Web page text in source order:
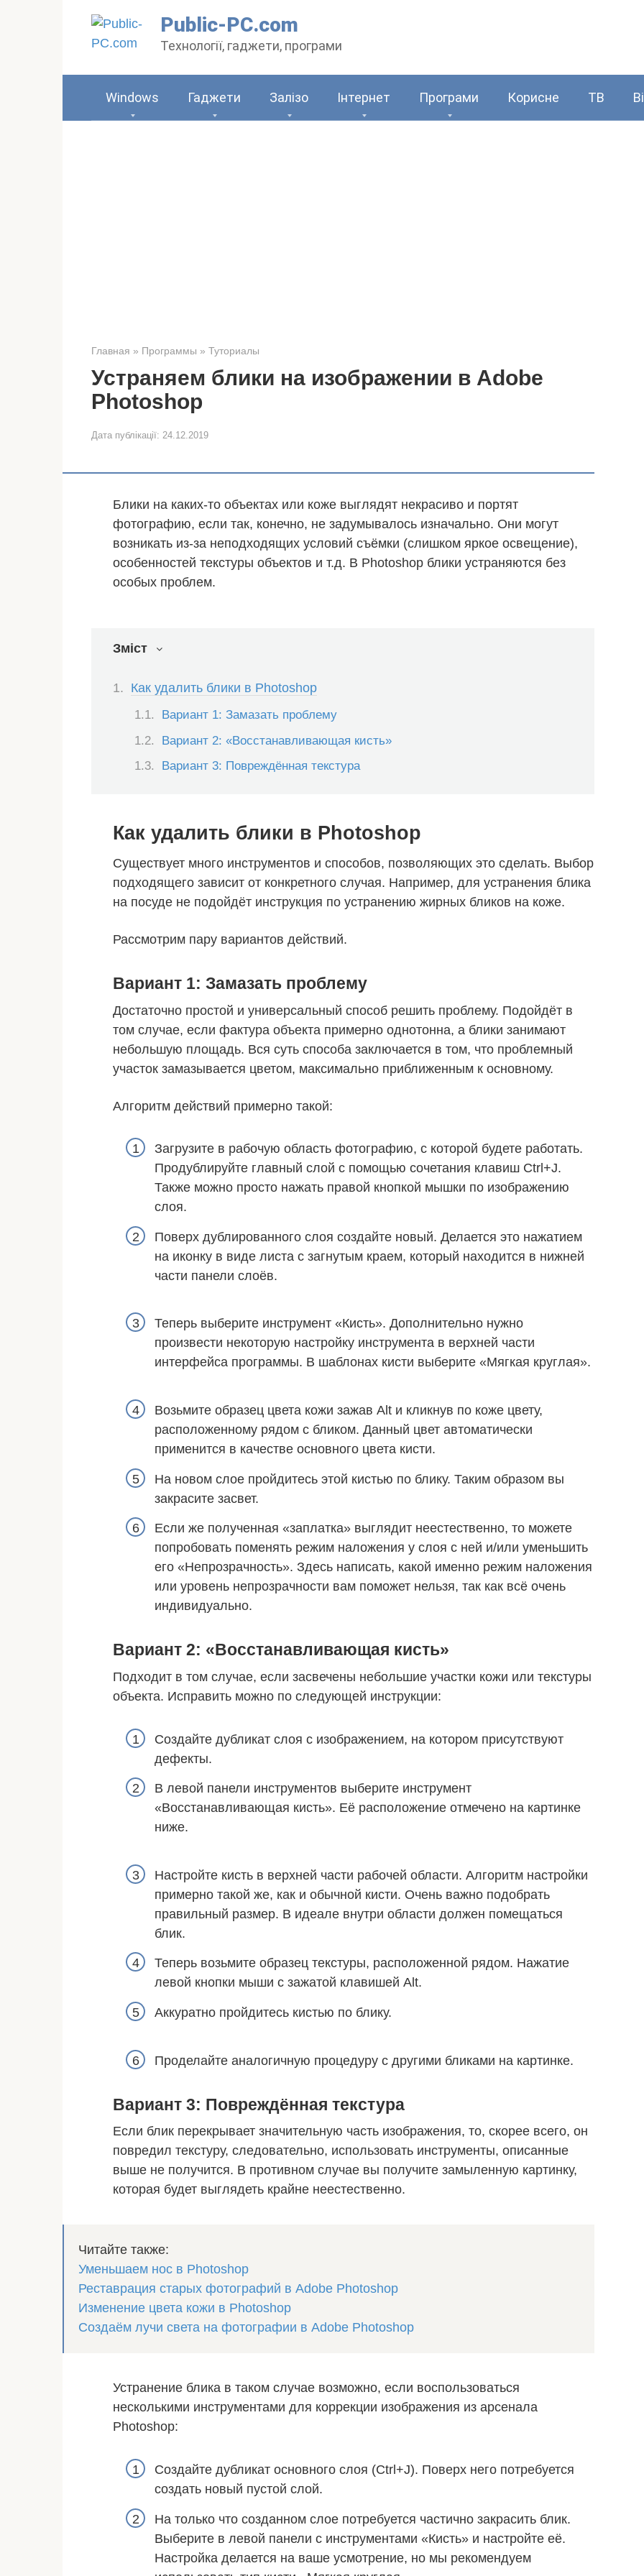
Public-PC.com
Технології, гаджети, програми
Windows Гаджети Залізо Інтернет Програми Корисне ТВ
Главная » Программы » Туториалы
Устраняем блики на изображении в Adobe
Photoshop
Дата публікації: 24.12.2019
Блики на каких-то объектах или коже выглядят некрасиво и портят
фотографию, если так, конечно, не задумывалось изначально. Они могут
возникать из-за неподходящих условий съёмки (слишком яркое освещение),
особенностей текстуры объектов и т.д. В Photoshop блики устраняются без
особых проблем.
Зміст
Как удалить блики в Photoshop
Вариант 1: Замазать проблему
Вариант 2: «Восстанавливающая кисть»
Вариант 3: Повреждённая текстура
Как удалить блики в Photoshop
Существует много инструментов и способов, позволяющих это сделать. Выбор
подходящего зависит от конкретного случая. Например, для устранения блика
на посуде не подойдёт инструкция по устранению жирных бликов на коже.
Рассмотрим пару вариантов действий.
Вариант 1: Замазать проблему
Достаточно простой и универсальный способ решить проблему. Подойдёт в
том случае, если фактура объекта примерно однотонна, а блики занимают
небольшую площадь. Вся суть способа заключается в том, что проблемный
участок замазывается цветом, максимально приближенным к основному.
Алгоритм действий примерно такой:
Загрузите в рабочую область фотографию, с которой будете работать.
Продублируйте главный слой с помощью сочетания клавиш Ctrl+J.
Также можно просто нажать правой кнопкой мышки по изображению
слоя.
Поверх дублированного слоя создайте новый. Делается это нажатием
на иконку в виде листа с загнутым краем, который находится в нижней
части панели слоёв.
Теперь выберите инструмент «Кисть». Дополнительно нужно
произвести некоторую настройку инструмента в верхней части
интерфейса программы. В шаблонах кисти выберите «Мягкая круглая».
Возьмите образец цвета кожи зажав Alt и кликнув по коже цвету,
расположенному рядом с бликом. Данный цвет автоматически
применится в качестве основного цвета кисти.
На новом слое пройдитесь этой кистью по блику. Таким образом вы
закрасите засвет.
Если же полученная «заплатка» выглядит неестественно, то можете
попробовать поменять режим наложения у слоя с ней и/или уменьшить
его «Непрозрачность». Здесь написать, какой именно режим наложения
или уровень непрозрачности вам поможет нельзя, так как всё очень
индивидуально.
Вариант 2: «Восстанавливающая кисть»
Подходит в том случае, если засвечены небольшие участки кожи или текстуры
объекта. Исправить можно по следующей инструкции:
Создайте дубликат слоя с изображением, на котором присутствуют
дефекты.
В левой панели инструментов выберите инструмент
«Восстанавливающая кисть». Её расположение отмечено на картинке
ниже.
Настройте кисть в верхней части рабочей области. Алгоритм настройки
примерно такой же, как и обычной кисти. Очень важно подобрать
правильный размер. В идеале внутри области должен помещаться
блик.
Теперь возьмите образец текстуры, расположенной рядом. Нажатие
левой кнопки мыши с зажатой клавишей Alt.
Аккуратно пройдитесь кистью по блику.
Проделайте аналогичную процедуру с другими бликами на картинке.
Вариант 3: Повреждённая текстура
Если блик перекрывает значительную часть изображения, то, скорее всего, он
повредил текстуру, следовательно, использовать инструменты, описанные
выше не получится. В противном случае вы получите замыленную картинку,
которая будет выглядеть крайне неестественно.
Читайте также:
Уменьшаем нос в Photoshop
Реставрация старых фотографий в Adobe Photoshop
Изменение цвета кожи в Photoshop
Создаём лучи света на фотографии в Adobe Photoshop
Устранение блика в таком случае возможно, если воспользоваться
несколькими инструментами для коррекции изображения из арсенала
Photoshop:
Создайте дубликат основного слоя (Ctrl+J). Поверх него потребуется
создать новый пустой слой.
На только что созданном слое потребуется частично закрасить блик.
Выберите в левой панели с инструментами «Кисть» и настройте её.
Настройка делается на ваше усмотрение, но мы рекомендуем